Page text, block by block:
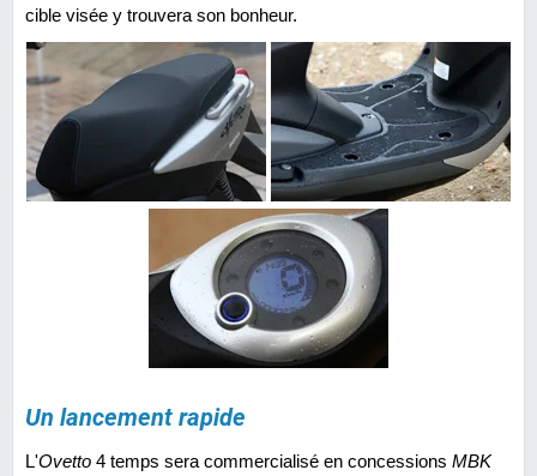
cible visée y trouvera son bonheur.
Un lancement rapide
L'Ovetto 4 temps sera commercialisé en concessions MBK